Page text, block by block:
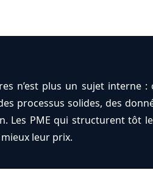
n’est plus un sujet interne
processus solides, des
Les PME qui structurent tôt
leur prix.